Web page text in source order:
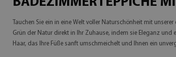
Tauchen Sie ein in eine Welt voller Naturschönheit mit
Grün der Natur direkt in Ihr Zuhause, indem sie Eleganz und
Haar, das Ihre Füße sanft umschmeichelt und Ihnen ein